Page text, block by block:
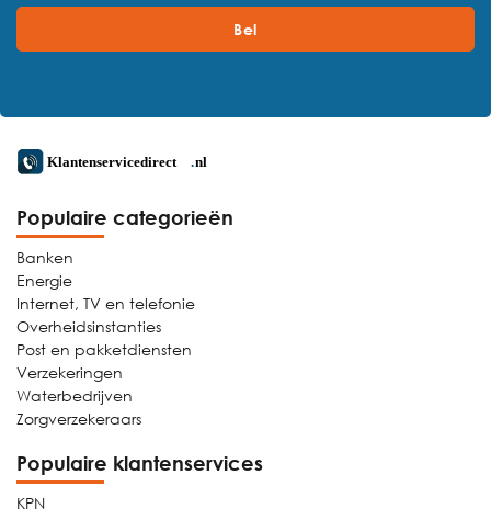
Bel
Populaire categorieën
Banken
Energie
Internet, TV en telefonie
Overheidsinstanties
Post en pakketdiensten
Verzekeringen
Waterbedrijven
Zorgverzekeraars
Populaire klantenservices
KPN